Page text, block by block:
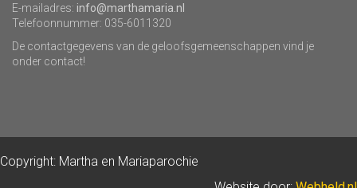
E-mailadres: info@marthamaria.nl
Telefoonnummer: 035-6011320
De contactgegevens van de geloofsgemeenschappen vind je
onder contact!
Copyright: Martha en Mariaparochie